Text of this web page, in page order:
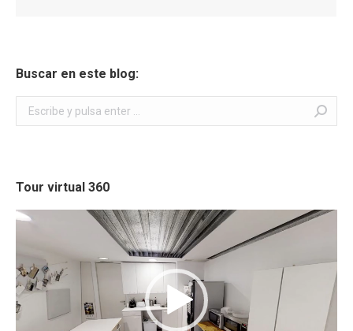
Buscar en este blog:
Buscar:
Tour virtual 360
Reproductor